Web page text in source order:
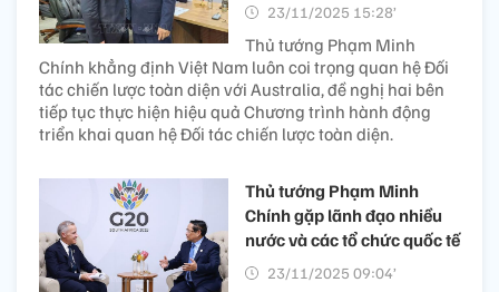
23/11/2025 15:28’
Thủ tướng Phạm Minh
Chính khẳng định Việt Nam luôn coi trọng quan hệ Đối
tác chiến lược toàn diện với Australia, đề nghị hai bên
tiếp tục thực hiện hiệu quả Chương trình hành động
triển khai quan hệ Đối tác chiến lược toàn diện.
Thủ tướng Phạm Minh
Chính gặp lãnh đạo nhiều
nước và các tổ chức quốc tế
23/11/2025 09:04’